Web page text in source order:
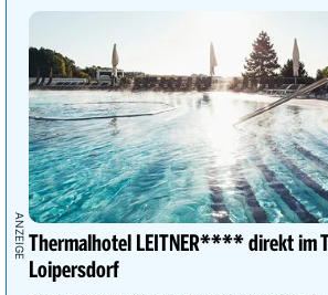
Thermalhotel LEITNER**** direkt im
Loipersdorf